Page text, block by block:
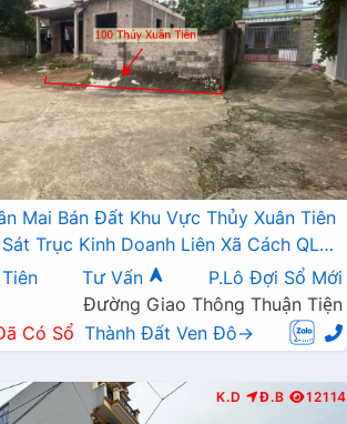
Mai Bán Đất Khu Vực Thủy Xuân Tiên
Trục Kinh Doanh Liên Xã Cách QL6A
Tư Vấn
P.Lô Đợi Sổ Mới
Đường Giao Thông Thuận Tiện
Có Sổ Thành Đất Ven Đô→
K.D Đ.B 12114